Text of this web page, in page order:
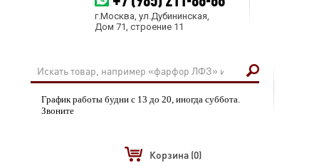
г.Москва, ул.Дубининская,
Дом 71, строение 11
График работы будни с 13 до 20, иногда суббота.
Звоните
Корзина (0)